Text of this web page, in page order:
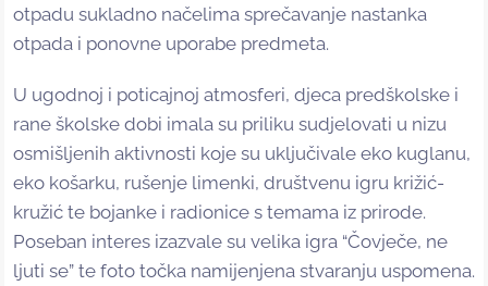
otpadu sukladno načelima sprečavanje nastanka
otpada i ponovne uporabe predmeta.
U ugodnoj i poticajnoj atmosferi, djeca predškolske i
rane školske dobi imala su priliku sudjelovati u nizu
osmišljenih aktivnosti koje su uključivale eko kuglanu,
eko košarku, rušenje limenki, društvenu igru križić-
kružić te bojanke i radionice s temama iz prirode.
Poseban interes izazvale su velika igra “Čovječe, ne
ljuti se” te foto točka namijenjena stvaranju uspomena.